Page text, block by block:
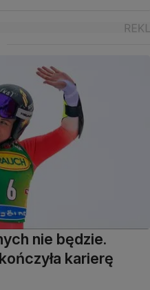
nie będzie.
karierę